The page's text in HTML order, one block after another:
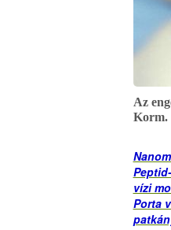
Az
Korm.
vízi
Porta